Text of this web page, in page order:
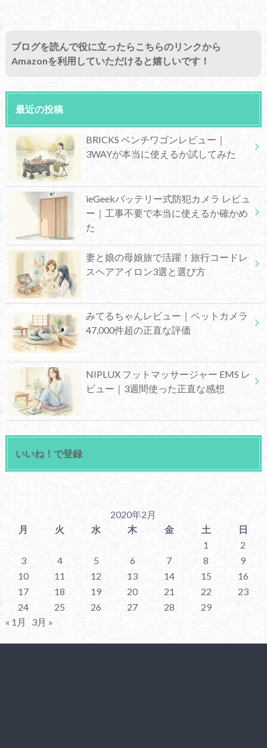
ブログを読んで役に立ったらこちらのリンクから
Amazonを利用していただけると嬉しいです！
最近の投稿
BRICKS ベンチワゴンレビュー｜
3WAYが本当に使えるか試してみた
ieGeekバッテリー式防犯カメラ レビュ
ー｜工事不要で本当に使えるか確かめ
た
妻と娘の母娘旅で活躍！旅行コードレ
スヘアアイロン3選と選び方
みてるちゃんレビュー｜ペットカメラ
47,000件超の正直な評価
NIPLUX フットマッサージャー EMS レ
ビュー｜3週間使った正直な感想
いいね！で登録
2020年2月
月
火 水 木 金 土
日
1
2
3
4 5 6 7 8
9
10
11 12 13 14 15
16
17
18 19 20 21 22
23
24
25 26 27 28
29
« 1月
3月 »